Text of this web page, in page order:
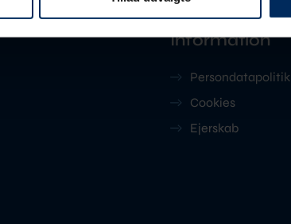
Information
Persondatapolitik
Cookies
Ejerskab